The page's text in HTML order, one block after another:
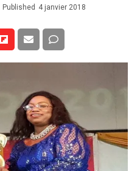
Published 4 janvier 2018